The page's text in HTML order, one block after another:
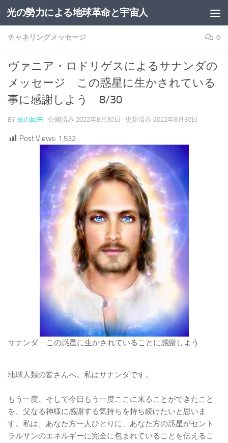
コンテンツへスキップ
光の勢力による地球革命と宇宙人
チャネリングメッセージ 0
ヴァニア・ロドリゲスによるサナンダの
メッセージ この惑星に生かされている
事に感謝しよう 8/30
BY 光の如来 · 公開済み 2022年8月30日 · 更新済み 2022年8月30日
Post Views: 1,532
サナンダ – この惑星に生かされていることに感謝しよう
地球人類の皆さんへ。私はサナンダです。
もう一度、そして今日もう一度ここに来ることができたこと
を、父なる神様に感謝する気持ちを持ち続けたいと思いま
す。私は、あなた方一人ひとりに、あなた方の惑星がセント
ラルサンのエネルギーに完全に包まれていることを伝えるこ